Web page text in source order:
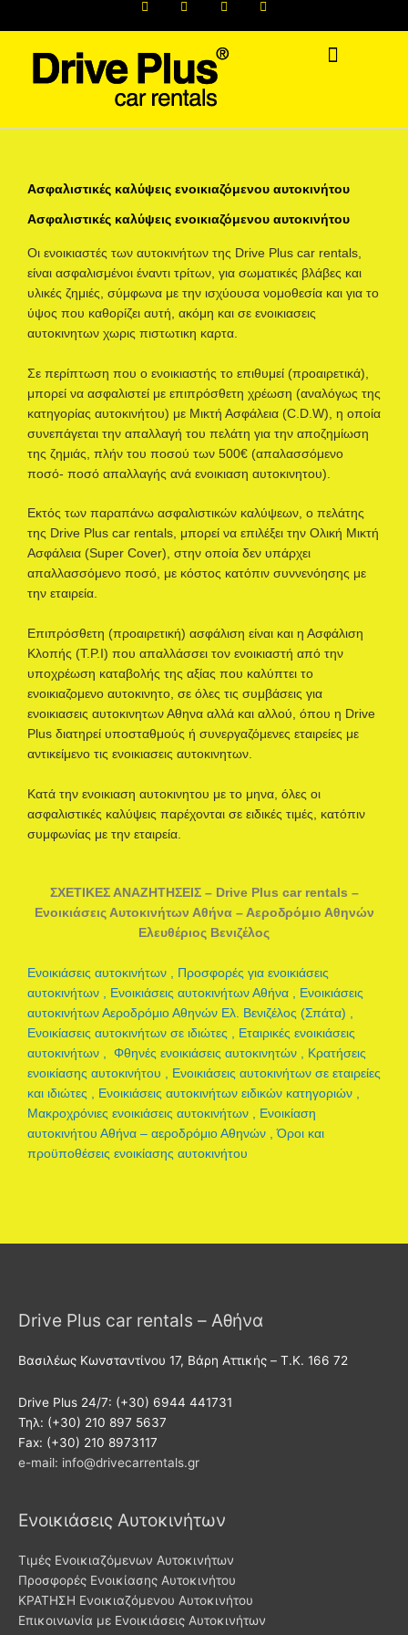
to
a
e
o
o
k
n
t
g
a
m
o
t
u
b
w
t
Ασφαλιστικές καλύψεις ενοικιαζόμενου αυτοκινήτου
Ασφαλιστικές καλύψεις ενοικιαζόμενου αυτοκινήτου
Οι ενοικιαστές των αυτοκινήτων της Drive Plus car rentals,
είναι ασφαλισμένοι έναντι τρίτων, για σωματικές βλάβες και
υλικές ζημιές, σύμφωνα με την ισχύουσα νομοθεσία και για το
ύψος που καθορίζει αυτή, ακόμη και σε ενοικιασεις
αυτοκινητων χωρις πιστωτικη καρτα.
Σε περίπτωση που ο ενοικιαστής το επιθυμεί (προαιρετικά),
μπορεί να ασφαλιστεί με επιπρόσθετη χρέωση (αναλόγως της
κατηγορίας αυτοκινήτου) με Μικτή Ασφάλεια (C.D.W), η οποία
συνεπάγεται την απαλλαγή του πελάτη για την αποζημίωση
της ζημιάς, πλήν του ποσού των 500€ (απαλασσόμενο
ποσό- ποσό απαλλαγής ανά ενοικιαση αυτοκινητου).
Εκτός των παραπάνω ασφαλιστικών καλύψεων, ο πελάτης
της Drive Plus car rentals, μπορεί να επιλέξει την Ολική Μικτή
Ασφάλεια (Super Cover), στην οποία δεν υπάρχει
απαλλασσόμενο ποσό, με κόστος κατόπιν συννενόησης με
την εταιρεία.
Επιπρόσθετη (προαιρετική) ασφάλιση είναι και η Ασφάλιση
Κλοπής (T.P.I) που απαλλάσσει τον ενοικιαστή από την
υποχρέωση καταβολής της αξίας που καλύπτει το
ενοικιαζομενο αυτοκινητο, σε όλες τις συμβάσεις για
ενοικιασεις αυτοκινητων Αθηνα αλλά και αλλού, όπου η Drive
Plus διατηρεί υποσταθμούς ή συνεργαζόμενες εταιρείες με
αντικείμενο τις ενοικιασεις αυτοκινητων.
Κατά την ενοικιαση αυτοκινητου με το μηνα, όλες οι
ασφαλιστικές καλύψεις παρέχονται σε ειδικές τιμές, κατόπιν
συμφωνίας με την εταιρεία.
ΣΧΕΤΙΚΕΣ ΑΝΑΖΗΤΗΣΕΙΣ – Drive Plus car rentals –
Ενοικιάσεις Αυτοκινήτων Αθήνα – Αεροδρόμιο Αθηνών
Ελευθέριος Βενιζέλος
Ενοικιάσεις αυτοκινήτων ,
Προσφορές για ενοικιάσεις
αυτοκινήτων ,
Ενοικιάσεις αυτοκινήτων Αθήνα ,
Ενοικιάσεις
αυτοκινήτων Αεροδρόμιο Αθηνών Ελ. Βενιζέλος (Σπάτα) ,
Eνοικίασεις αυτοκινήτων σε ιδιώτες ,
Εταιρικές ενοικιάσεις
αυτοκινήτων ,
Φθηνές ενοικιάσεις αυτοκινητών ,
Κρατήσεις
ενοικίασης αυτοκινήτου ,
Ενοικιάσεις αυτοκινήτων σε εταιρείες
και ιδιώτες ,
Ενοικιάσεις αυτοκινήτων ειδικών κατηγοριών ,
Μακροχρόνιες ενοικιάσεις αυτοκινήτων ,
Ενοικίαση
αυτοκινήτου Αθήνα – αεροδρόμιο Αθηνών ,Όροι και
προϋποθέσεις ενοικίασης αυτοκινήτου
Drive Plus car rentals – Αθήνα
Βασιλέως Κωνσταντίνου 17, Βάρη Αττικής – T.K. 166 72
Drive Plus 24/7: (+30) 6944 441731
Τηλ: (+30) 210 897 5637
Fax: (+30) 210 8973117
e-mail: info@drivecarrentals.gr
Ενοικιάσεις Αυτοκινήτων
Τιμές Eνοικιαζόμενων Αυτοκινήτων
Προσφορές Ενοικίασης Αυτοκινήτου
ΚΡΑΤΗΣΗ Ενοικιαζόμενου Αυτοκινήτου
Επικοινωνία με Ενοικιάσεις Αυτοκινήτων